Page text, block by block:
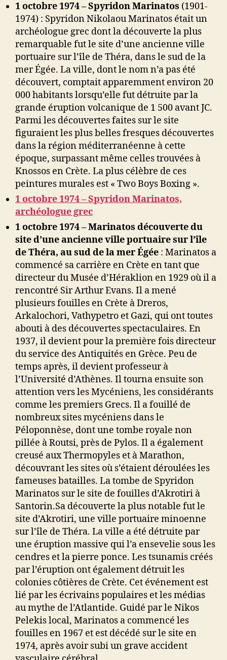
1 octobre 1974– Spyridon Marinatos (1901-
1974) : Spyridon Nikolaou Marinatos était un
archéologue grec dont la découverte la plus
remarquable fut le site d’une ancienne ville
portuaire sur l’île de Théra, dans le sud de la
mer Égée. La ville, dont le nom n’a pas été
découvert, comptait apparemment environ 20
000 habitants lorsqu’elle fut détruite par la
grande éruption volcanique de 1 500 avant JC.
Parmi les découvertes faites sur le site
figuraient les plus belles fresques découvertes
dans la région méditerranéenne à cette
époque, surpassant même celles trouvées à
Knossos en Crète. La plus célèbre de ces
peintures murales est « Two Boys Boxing ».
1 octobre 1974 – Spyridon Marinatos,
archéologue grec
1 octobre 1974 – Marinatos découverte du
site d’une ancienne ville portuaire sur l’île
de Théra, au sud de la mer Égée : Marinatos a
commencé sa carrière en Crète en tant que
directeur du Musée d’Héraklion en 1929 où il a
rencontré Sir Arthur Evans. Il a mené
plusieurs fouilles en Crète à Dreros,
Arkalochori, Vathypetro et Gazi, qui ont toutes
abouti à des découvertes spectaculaires. En
1937, il devient pour la première fois directeur
du service des Antiquités en Grèce. Peu de
temps après, il devient professeur à
l’Université d’Athènes. Il tourna ensuite son
attention vers les Mycéniens, les considérants
comme les premiers Grecs. Il a fouillé de
nombreux sites mycéniens dans le
Péloponnèse, dont une tombe royale non
pillée à Routsi, près de Pylos. Il a également
creusé aux Thermopyles et à Marathon,
découvrant les sites où s’étaient déroulées les
fameuses batailles. La tombe de Spyridon
Marinatos sur le site de fouilles d’Akrotiri à
Santorin.Sa découverte la plus notable fut le
site d’Akrotiri, une ville portuaire minoenne
sur l’île de Théra. La ville a été détruite par
une éruption massive qui l’a ensevelie sous les
cendres et la pierre ponce. Les tsunamis créés
par l’éruption ont également détruit les
colonies côtières de Crète. Cet événement est
lié par les écrivains populaires et les médias
au mythe de l’Atlantide. Guidé par le Nikos
Pelekis local, Marinatos a commencé les
fouilles en 1967 et est décédé sur le site en
1974, après avoir subi un grave accident